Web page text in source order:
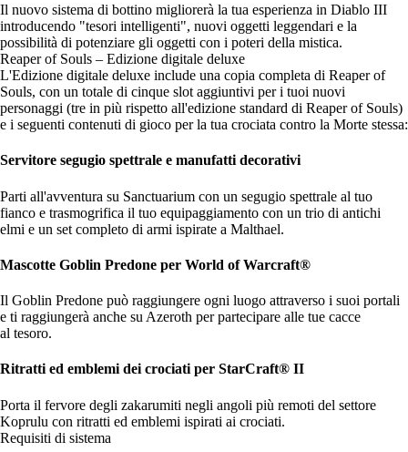
Il nuovo sistema di bottino migliorerà la tua esperienza in Diablo III
introducendo "tesori intelligenti", nuovi oggetti leggendari e la
possibilità di potenziare gli oggetti con i poteri della mistica.
Reaper of Souls – Edizione digitale deluxe
L'Edizione digitale deluxe include una copia completa di Reaper of
Souls, con un totale di cinque slot aggiuntivi per i tuoi nuovi
personaggi (tre in più rispetto all'edizione standard di Reaper of Souls)
e i seguenti contenuti di gioco per la tua crociata contro la Morte stessa:
Servitore segugio spettrale e manufatti decorativi
Parti all'avventura su Sanctuarium con un segugio spettrale al tuo
fianco e trasmogrifica il tuo equipaggiamento con un trio di antichi
elmi e un set completo di armi ispirate a Malthael.
Mascotte Goblin Predone per World of Warcraft®
Il Goblin Predone può raggiungere ogni luogo attraverso i suoi portali
e ti raggiungerà anche su Azeroth per partecipare alle tue cacce
al tesoro.
Ritratti ed emblemi dei crociati per StarCraft® II
Porta il fervore degli zakarumiti negli angoli più remoti del settore
Koprulu con ritratti ed emblemi ispirati ai crociati.
Requisiti di sistema